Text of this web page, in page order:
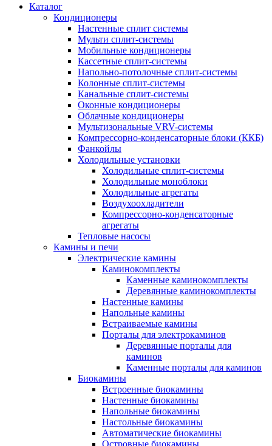
Каталог
Кондиционеры
Настенные сплит системы
Мульти сплит-системы
Мобильные кондиционеры
Кассетные сплит-системы
Напольно-потолочные сплит-системы
Колонные сплит-системы
Канальные сплит-системы
Оконные кондиционеры
Облачные кондиционеры
Мультизональные VRV-системы
Компрессорно-конденсаторные блоки (ККБ)
Фанкойлы
Холодильные установки
Холодильные сплит-системы
Холодильные моноблоки
Холодильные агрегаты
Воздухоохладители
Компрессорно-конденсаторные
агрегаты
Тепловые насосы
Камины и печи
Электрические камины
Каминокомплекты
Каменные каминокомплекты
Деревянные каминокомплекты
Настенные камины
Напольные камины
Встраиваемые камины
Порталы для электрокаминов
Деревянные порталы для
каминов
Каменные порталы для каминов
Биокамины
Встроенные биокамины
Настенные биокамины
Напольные биокамины
Настольные биокамины
Автоматические биокамины
Островные биокамины